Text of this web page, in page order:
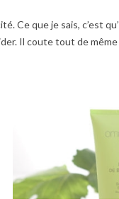
Ce que je sais, c’est
Il coute tout de